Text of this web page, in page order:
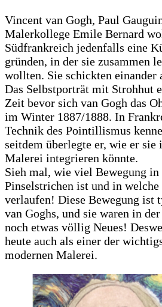
Vincent van Gogh, Paul
Malerkollege Emile Bernard
Südfrankreich jedenfalls eine
gründen, in der sie zusammen
wollten. Sie schickten einander
Das Selbstporträt mit Strohhut
Zeit bevor sich van Gogh das
im Winter 1887/1888. In
Technik des Pointillismus
seitdem überlegte er, wie er sie
Malerei integrieren könnte.
Sieh mal, wie viel Bewegung in
Pinselstrichen ist und in
verlaufen! Diese Bewegung ist
van Goghs, und sie waren in
noch etwas völlig Neues!
heute auch als einer der
modernen Malerei.